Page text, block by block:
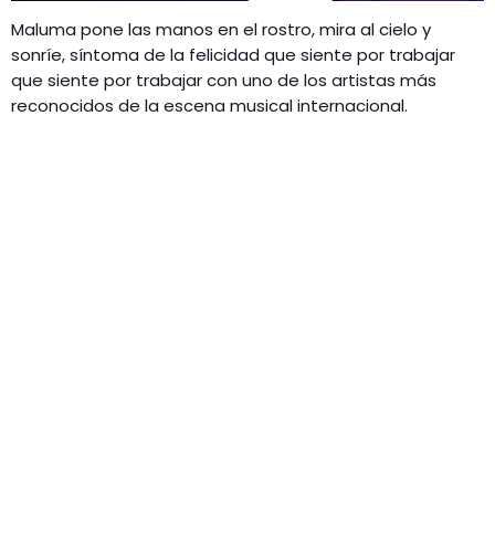
Maluma pone las manos en el rostro, mira al cielo y
sonríe, síntoma de la felicidad que siente por trabajar
que siente por trabajar con uno de los artistas más
reconocidos de la escena musical internacional.